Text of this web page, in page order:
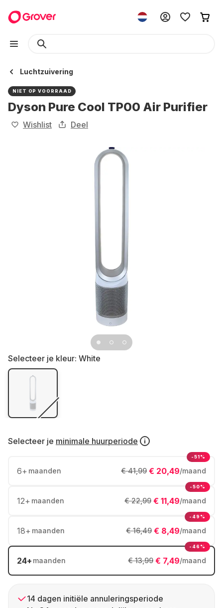
Luchtzuivering
NIET OP VOORRAAD
Dyson Pure Cool TP00 Air Purifier
Wishlist Deel
Selecteer je kleur: White
Selecteer je minimale huurperiode
6+ maanden € 20,49/maand
€ 41,99
-51%
12+ maanden € 11,49/maand
€ 22,99
-50%
18+ maanden € 8,49/maand
€ 16,49
-49%
24+ maanden € 7,49/maand
€ 13,99
-46%
14 dagen initiële annuleringsperiode